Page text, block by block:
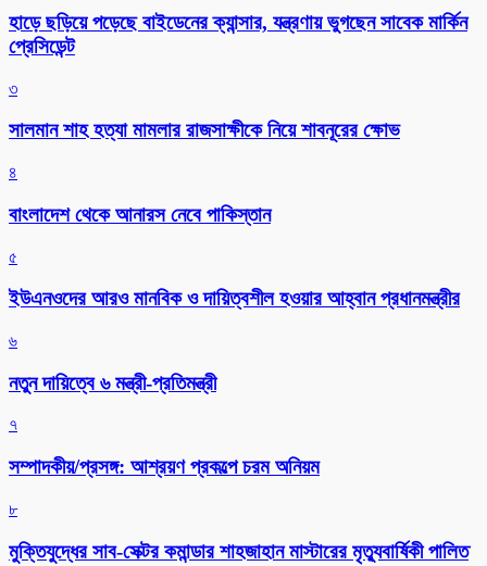
হাড়ে ছড়িয়ে পড়েছে বাইডেনের ক্যান্সার, যন্ত্রণায় ভুগছেন সাবেক মার্কিন
প্রেসিডেন্ট
৩
সালমান শাহ হত্যা মামলার রাজসাক্ষীকে নিয়ে শাবনূরের ক্ষোভ
৪
বাংলাদেশ থেকে আনারস নেবে পাকিস্তান
৫
ইউএনওদের আরও মানবিক ও দায়িত্বশীল হওয়ার আহ্বান প্রধানমন্ত্রীর
৬
নতুন দায়িত্বে ৬ মন্ত্রী-প্রতিমন্ত্রী
৭
সম্পাদকীয়/প্রসঙ্গ: আশ্রয়ণ প্রকল্পে চরম অনিয়ম
৮
মুক্তিযুদ্ধের সাব-সেক্টর কমান্ডার শাহজাহান মাস্টারের মৃত্যুবার্ষিকী পালিত